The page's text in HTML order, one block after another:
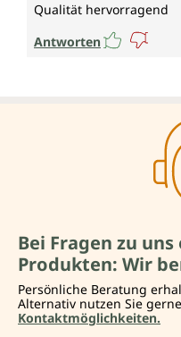
Qualität hervorragend
Antworten
Bei Fragen zu
Produkten: Wir
Persönliche Beratung
Alternativ nutzen Sie
Kontaktmöglichkeiten.